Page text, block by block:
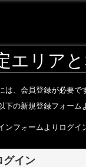
エリア
は、会員登録が必要で
下の新規登録フォーム
ンフォームよりログイ
イン